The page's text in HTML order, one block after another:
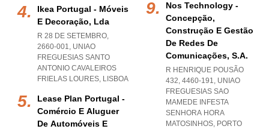
Ikea Portugal - Móveis
E Decoração, Lda
R 28 DE SETEMBRO,
2660-001, UNIAO
FREGUESIAS SANTO
ANTONIO CAVALEIROS
FRIELAS LOURES, LISBOA
Lease Plan Portugal -
Comércio E Aluguer
De Automóveis E
Nos Technology -
Concepção,
Construção E Gestão
De Redes De
Comunicações, S.a.
R HENRIQUE POUSÃO
432, 4460-191, UNIAO
FREGUESIAS SAO
MAMEDE INFESTA
SENHORA HORA
MATOSINHOS, PORTO